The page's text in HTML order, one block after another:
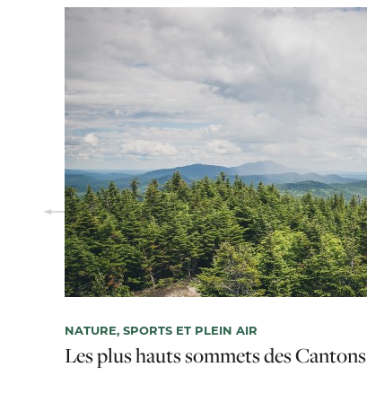
NATURE, SPORTS ET PLEIN AIR
Les plus hauts sommets des Cantons